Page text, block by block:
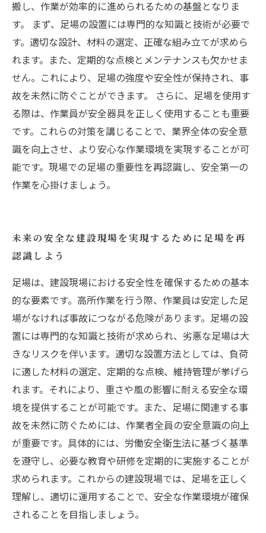
搬し、作業が効率的に進められるための基盤となりま
す。 まず、足場の設置には専門的な知識と技術が必要で
す。適切な設計、材料の選定、正確な組み立てが求めら
れます。また、定期的な点検とメンテナンスも欠かせま
せん。これにより、足場の強度や安全性が保持され、事
故を未然に防ぐことができます。 さらに、足場を使用す
る際は、作業員が安全器具を正しく使用することも重要
です。これらの対策を講じることで、業界全体の安全意
識を向上させ、より安心な作業環境を実現することが可
能です。現場での足場の重要性を再認識し、安全第一の
作業を心掛けましょう。
未来の安全な建設現場を実現するために足場を再
認識しよう
足場は、建設現場における安全性を確保するための基本
的な要素です。高所作業を行う際、作業員は安定した足
場がなければ事故につながる危険があります。足場の設
置には専門的な知識と技術が求められ、劣悪な足場は大
きなリスクを伴います。適切な設置方法としては、負荷
に適した材料の選定、定期的な点検、維持管理が挙げら
れます。それにより、重さや風の影響に耐える安全な環
境を提供することが可能です。また、足場に関連する事
故を未然に防ぐためには、作業者全員の安全意識の向上
が重要です。具体的には、労働安全衛生法に基づく基準
を遵守し、必要な教育や研修を定期的に実施することが
求められます。これからの建設現場では、足場を正しく
理解し、適切に運用することで、安全な作業環境が確保
されることを目指しましょう。